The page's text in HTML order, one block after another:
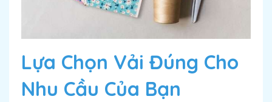
Lựa Chọn Vải Đúng Cho
Nhu Cầu Của Bạn